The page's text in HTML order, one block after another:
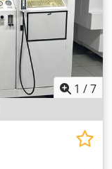
1 /7